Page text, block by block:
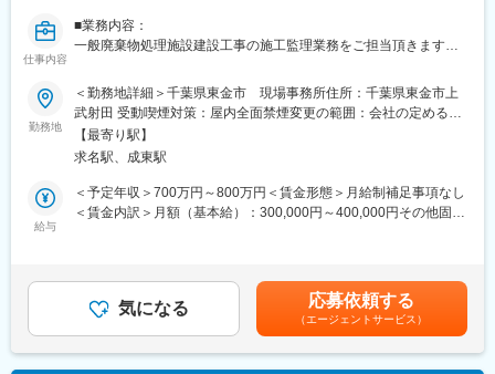
ネジメントシステム（ISO14001）資格所持者等が多数活躍してい
ます。
変更の範囲：会社の定める業務
ューを減らして必要人員を減らす、毎週の定休日をつくる、営業
時間を短縮するなど、柔軟に対応しています。
★魅力ポイント（2）：充実した教育制度で店舗運営の心得が学べ
る
入社後は、多くの技術ノウハウ、商品開発ノウハウ、経営ノウハ
ウなど充実の研修体制がございます。
現在はeトレ（WEB動画トレーニング）の導入など、一歩先の研
修プログラムも実践しています。その他社外研修にも積極的に参
加し、社内に限定した研修だけでなく、社会に通用するビジネス
ど豊富なキャリアパス
国内外の店舗での店長やエリアMGR、ブロック長、人事・労務・
広報・商品開発といった本部事業部や海外事業部など、「日本の
仕事内容
■業務内容：
一般廃棄物処理施設建設工事の施工監理業務をご担当頂きます。
ざいます。
■選考フロー：
社長様とのご面接（１回）を予定しております。
■U・Iターンの方／単身赴任をご希望の方歓迎
状況に応じ、住宅手当、借上げ社宅・月１回の帰省手当がござい
ます。
■当社の特徴：
同社は、廃棄物管理分野を中心に地域環境・地球環境を考え、よ
り良い環境を次世代に繋ぐことを基本理念として、市民、自治
勤務地
＜勤務地詳細＞千葉県東金市 現場事務所住所：千葉県東金市上
武射田 受動喫煙対策：屋内全面禁煙変更の範囲：会社の定める事
業所
【最寄り駅】
求名駅、成東駅
給与
＜予定年収＞700万円～800万円＜賃金形態＞月給制補足事項なし
＜賃金内訳＞月額（基本給）：300,000円～400,000円その他固定
選考を通じて上下する可能性があります。月給(月額)は固定手当を
含めた表記です。
気になる 応募依頼する
（エージェントサービス）